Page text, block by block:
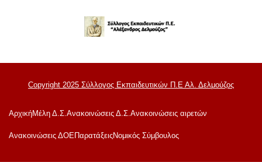
Copyright 2025 Σύλλογος Εκπαιδευτικών Π.Ε Αλ. Δελμούζος
ΑρχικήΜέλη Δ.Σ. Ανακοινώσεις Δ.Σ. Ανακοινώσεις αιρετών
Ανακoινώσεις ΔΟΕΠαρατάξειςΝομικός Σύμβουλος